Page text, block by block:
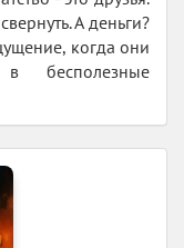
А деньги?
когда они
в бесполезные